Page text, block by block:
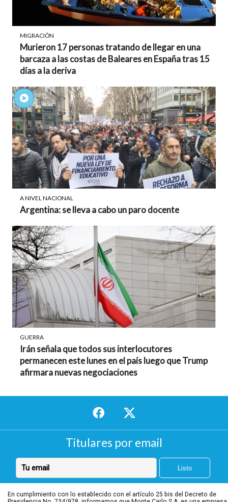
MIGRACIÓN
Murieron 17 personas tratando de llegar en una
barcaza a las costas de Baleares en España tras 15
días a la deriva
A NIVEL NACIONAL
Argentina: se lleva a cabo un paro docente
GUERRA
Irán señala que todos sus interlocutores
permanecen este lunes en el país luego que Trump
afirmara nuevas negociaciones
Titulares por email
En cumplimiento con lo establecido con el artículo 25 bis del Decreto de